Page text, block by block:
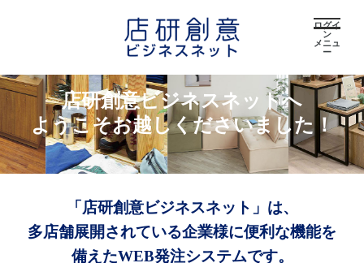
ログイ
ン
メニュ
ー
店研創意ビジネスネットへ
ようこそお越しくださいました！
「店研創意ビジネスネット」は、
多店舗展開されている企業様に便利な機能を
備えたWEB発注システムです。